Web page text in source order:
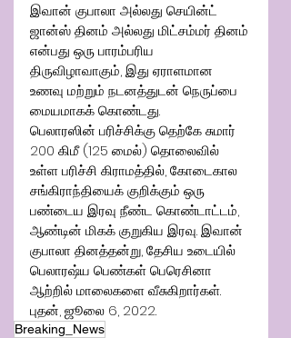
இவான் குபாலா அல்லது செயின்ட்
ஜான்ஸ் தினம் அல்லது மிட்சம்மர் தினம்
என்பது ஒரு பாரம்பரிய
திருவிழாவாகும், இது ஏராளமான
உணவு மற்றும் நடனத்துடன் நெருப்பை
மையமாகக் கொண்டது.
பெலாரஸின் பரிச்சிக்கு தெற்கே சுமார்
200 கிமீ (125 மைல்) தொலைவில்
உள்ள பரிச்சி கிராமத்தில், கோடைகால
சங்கிராந்தியைக் குறிக்கும் ஒரு
பண்டைய இரவு நீண்ட கொண்டாட்டம்,
ஆண்டின் மிகக் குறுகிய இரவு. இவான்
குபாலா தினத்தன்று, தேசிய உடையில்
பெலாரஷ்ய பெண்கள் பெரெசினா
ஆற்றில் மாலைகளை வீசுகிறார்கள்.
புதன், ஜூலை 6, 2022.
Breaking_News